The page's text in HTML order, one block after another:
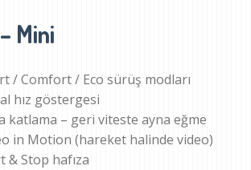
Mini
/ Comfort / Eco sürüş modları
hız göstergesi
katlama – geri viteste ayna eğme
in Motion (hareket halinde video)
& Stop hafıza